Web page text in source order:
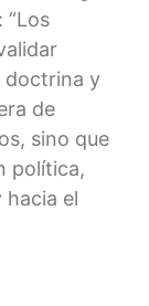
“Los
doctrina y
de
sino que
política,
el